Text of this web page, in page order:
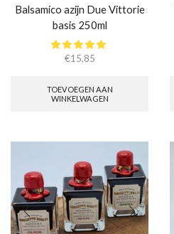
Balsamico azijn Due Vittorie
basis 250ml
€15,85
TOEVOEGEN AAN
WINKELWAGEN